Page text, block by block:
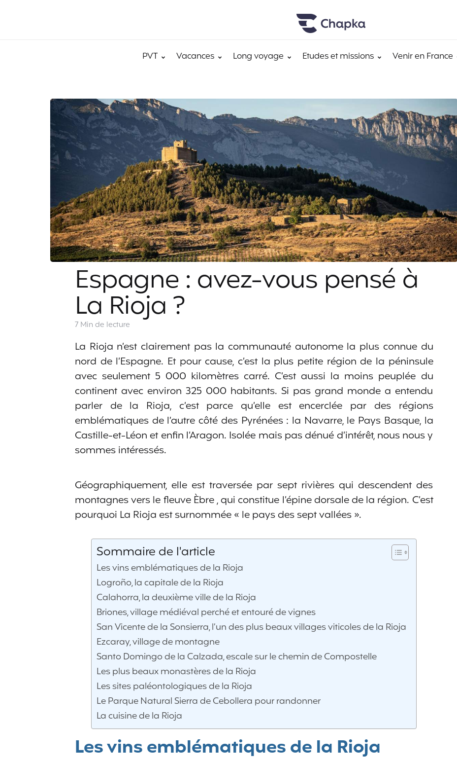
PVT Vacances Long voyage Etudes et missions Venir en France
Espagne : avez-vous pensé à
La Rioja ?
7 Min de lecture
La Rioja n’est clairement pas la communauté autonome la plus connue du
nord de l’Espagne. Et pour cause, c’est la plus petite région de la péninsule
avec seulement 5 000 kilomètres carré. C’est aussi la moins peuplée du
continent avec environ 325 000 habitants. Si pas grand monde a entendu
parler de la Rioja, c’est parce qu’elle est encerclée par des régions
emblématiques de l’autre côté des Pyrénées : la Navarre, le Pays Basque, la
Castille-et-Léon et enfin l’Aragon. Isolée mais pas dénué d’intérêt, nous nous y
sommes intéressés.
Géographiquement, elle est traversée par sept rivières qui descendent des
montagnes vers le fleuve Èbre , qui constitue l’épine dorsale de la région. C’est
pourquoi La Rioja est surnommée « le pays des sept vallées ».
Sommaire de l'article
Les vins emblématiques de la Rioja
Logroño, la capitale de la Rioja
Calahorra, la deuxième ville de la Rioja
Briones, village médiéval perché et entouré de vignes
San Vicente de la Sonsierra, l’un des plus beaux villages viticoles de la Rioja
Ezcaray, village de montagne
Santo Domingo de la Calzada, escale sur le chemin de Compostelle
Les plus beaux monastères de la Rioja
Les sites paléontologiques de la Rioja
Le Parque Natural Sierra de Cebollera pour randonner
La cuisine de la Rioja
Les vins emblématiques de la Rioja